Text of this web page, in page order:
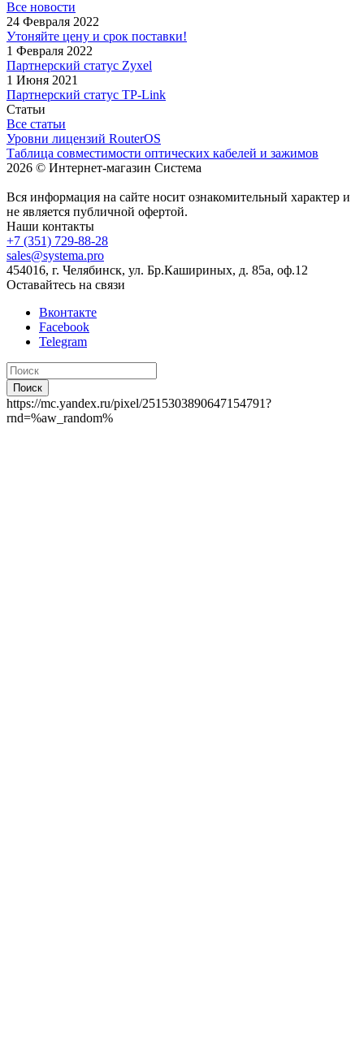
Все новости
24 Февраля 2022
Утоняйте цену и срок поставки!
1 Февраля 2022
Партнерский статус Zyxel
1 Июня 2021
Партнерский статус TP-Link
Статьи
Все статьи
Уровни лицензий RouterOS
Таблица совместимости оптических кабелей и зажимов
2026 © Интернет-магазин Система
Вся информация на сайте носит ознакомительный характер и
не является публичной офертой.
Наши контакты
+7 (351) 729-88-28
sales@systema.pro
454016, г. Челябинск, ул. Бр.Кашириных, д. 85а, оф.12
Оставайтесь на связи
Вконтакте
Facebook
Telegram
Поиск
https://mc.yandex.ru/pixel/2515303890647154791?
rnd=%aw_random%